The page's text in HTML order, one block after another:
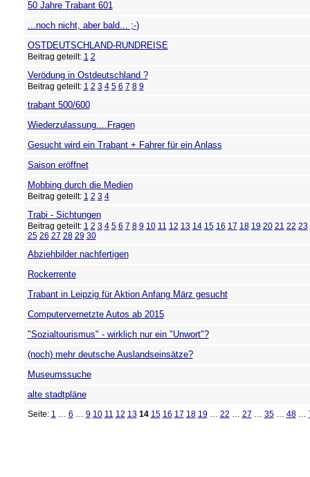
50 Jahre Trabant 601
...noch nicht, aber bald... ;-)
OSTDEUTSCHLAND-RUNDREISE
Beitrag geteilt: 1 2
Verödung in Ostdeutschland ?
Beitrag geteilt: 1 2 3 4 5 6 7 8 9
trabant 500/600
Wiederzulassung....Fragen
Gesucht wird ein Trabant + Fahrer für ein Anlass
Saison eröffnet
Mobbing durch die Medien
Beitrag geteilt: 1 2 3 4
Trabi - Sichtungen
Beitrag geteilt: 1 2 3 4 5 6 7 8 9 10 11 12 13 14 15 16 17 18 19 20 21 22 23
25 26 27 28 29 30
Abziehbilder nachfertigen
Rockerrente
Trabant in Leipzig für Aktion Anfang März gesucht
Computervernetzte Autos ab 2015
"Sozialtourismus" - wirklich nur ein "Unwort"?
(noch) mehr deutsche Auslandseinsätze?
Museumssuche
alte stadtpläne
Seite: 1 … 6 … 9 10 11 12 13 14 15 16 17 18 19… 22 … 27 … 35… 48…